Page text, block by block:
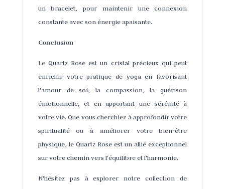
un bracelet, pour maintenir une connexion
constante avec son énergie apaisante.
Conclusion
Le Quartz Rose est un cristal précieux qui peut
enrichir votre pratique de yoga en favorisant
l'amour de soi, la compassion, la guérison
émotionnelle, et en apportant une sérénité à
votre vie. Que vous cherchiez à approfondir votre
spiritualité ou à améliorer votre bien-être
physique, le Quartz Rose est un allié exceptionnel
sur votre chemin vers l'équilibre et l'harmonie.
N'hésitez pas à explorer notre collection de